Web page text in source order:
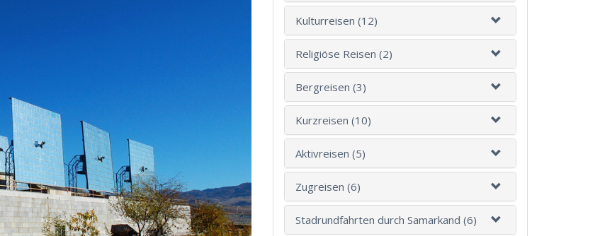
Kulturreisen (12)
Religiöse Reisen (2)
Bergreisen (3)
Kurzreisen (10)
Aktivreisen (5)
Zugreisen (6)
Stadrundfahrten durch Samarkand (6)